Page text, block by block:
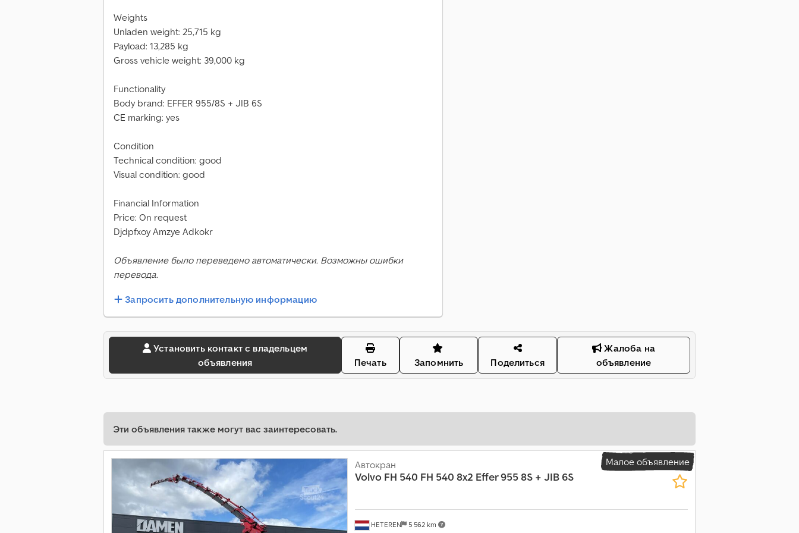
Weights
Unladen weight: 25,715 kg
Payload: 13,285 kg
Gross vehicle weight: 39,000 kg
Functionality
Body brand: EFFER 955/8S + JIB 6S
CE marking: yes
Condition
Technical condition: good
Visual condition: good
Financial Information
Price: On request
Djdpfxoy Amzye Adkokr
Объявление было переведено автоматически. Возможны ошибки
перевода.
Запросить дополнительную информацию
Установить контакт с владельцем
объявления
Печать Запомнить Поделиться
Жалоба на
объявление
Эти объявления также могут вас заинтересовать.
Малое объявление
HETEREN 5 562 km
Автокран
Volvo FH 540 FH 540 8x2 Effer 955 8S + JIB 6S